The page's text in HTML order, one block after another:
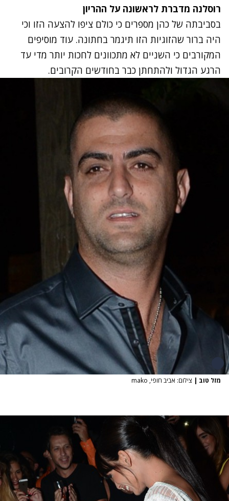
רוסלנה מדברת לראשונה על ההריון
בסביבתה של כהן מספרים כי כולם ציפו להצעה הזו וכי
היה ברור שהזוגיות הזו תיגמר בחתונה. עוד מוסיפים
המקורבים כי השניים לא מתכוונים לחכות יותר מדי עד
הרגע הגדול ולהתחתן כבר בחודשים הקרובים.
מזל טוב | צילום: אביב חופי, mako